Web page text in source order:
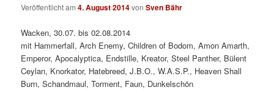
Veröffentlicht am4. August 2014vonSven Bähr
Wacken, 30.07. bis 02.08.2014
mit Hammerfall, Arch Enemy, Children of Bodom, Amon Amarth,
Emperor, Apocalyptica, Endstille, Kreator, Steel Panther, Bülent
Ceylan, Knorkator, Hatebreed, J.B.O., W.A.S.P., Heaven Shall
Burn, Schandmaul, Torment, Faun, Dunkelschön